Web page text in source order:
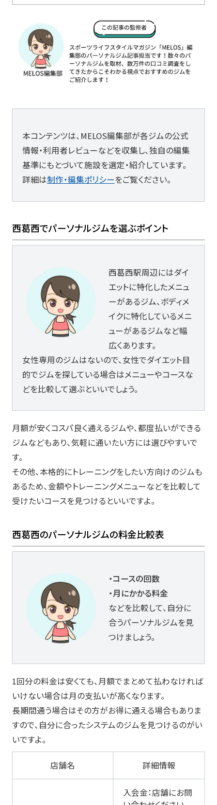
本コンテンツは、MELOS編集部が各ジムの公式
情報・利用者レビューなどを収集し、独自の編集
基準にもとづいて施設を選定・紹介しています。
詳細は制作・編集ポリシーをご覧ください。
西葛西でパーソナルジムを選ぶポイント
西葛西駅周辺にはダイ
エットに特化したメニュ
ーがあるジム、ボディメ
イクに特化しているメニ
ューがあるジムなど幅
広くあります。
女性専用のジムはないので、女性でダイエット目
的でジムを探している場合はメニューやコースな
どを比較して選ぶといいでしょう。
月額が安くコスパ良く通えるジムや、都度払いができる
ジムなどもあり、気軽に通いたい方には選びやすいで
す。
その他、本格的にトレーニングをしたい方向けのジムも
あるため、金額やトレーニングメニューなどを比較して
受けたいコースを見つけるといいですよ。
西葛西のパーソナルジムの料金比較表
・コースの回数
・月にかかる料金
などを比較して、自分に
合うパーソナルジムを見
つけましょう。
1回分の料金は安くても、月額でまとめて払わなければ
いけない場合は月の支払いが高くなります。
長期間通う場合はその方がお得に通える場合もありま
すので、自分に合ったシステムのジムを見つけるのがい
いですよ。
店舗名 詳細情報
入会金：店舗にお問